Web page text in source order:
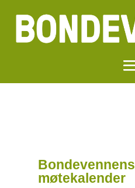
Bondevennens
møtekalender